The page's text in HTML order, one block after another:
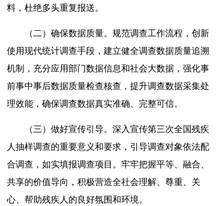
料，杜绝多头重复报送。
（二）确保数据质量。规范调查工作流程，创新
使用现代统计调查手段，建立健全调查数据质量追溯
机制，充分应用部门数据信息和社会大数据，强化事
前事中事后数据质量检查核查，提升调查数据采集处
理效能，确保调查数据真实准确、完整可信。
（三）做好宣传引导。深入宣传第三次全国残疾
人抽样调查的重要意义和要求，引导调查对象依法配
合调查，如实填报调查项目。牢牢把握平等、融合、
共享的价值导向，积极营造全社会理解、尊重、关
心、帮助残疾人的良好氛围和环境。